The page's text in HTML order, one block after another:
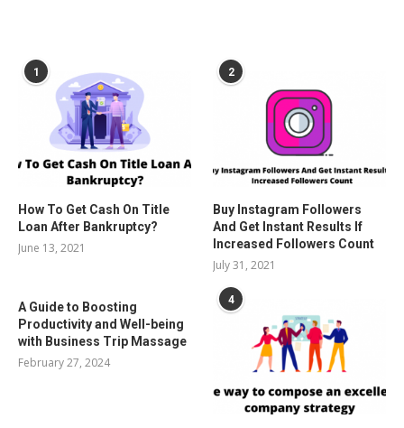
1
How To Get Cash On Title
Loan After Bankruptcy?
June 13, 2021
2
Buy Instagram Followers
And Get Instant Results If
Increased Followers Count
July 31, 2021
A Guide to Boosting
Productivity and Well-being
with Business Trip Massage
February 27, 2024
4